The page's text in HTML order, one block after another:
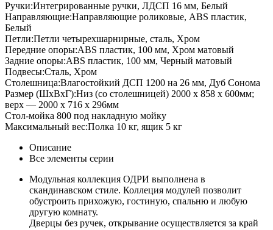
Ручки:Интегрированные ручки, ЛДСП 16 мм, Белый
Направляющие:Направляющие роликовые, ABS пластик,
Белый
Петли:Петли четырехшарнирные, сталь, Хром
Передние опоры:ABS пластик, 100 мм, Хром матовый
Задние опоры:ABS пластик, 100 мм, Черный матовый
Подвесы:Сталь, Хром
Столешница:Влагостойкий ДСП 1200 на 26 мм, Дуб Сонома
Размер (ШхВхГ):Низ (со столешницей) 2000 х 858 х 600мм;
верх — 2000 х 716 х 296мм
Стол-мойка 800 под накладную мойку
Максимальный вес:Полка 10 кг, ящик 5 кг
Описание
Все элементы серии
Модульная коллекция ОДРИ выполнена в
скандинавском стиле. Коллеция модулей позволит
обустроить прихожую, гостиную, спальню и любую
другую комнату.
Дверцы без ручек, открывание осуществляется за край